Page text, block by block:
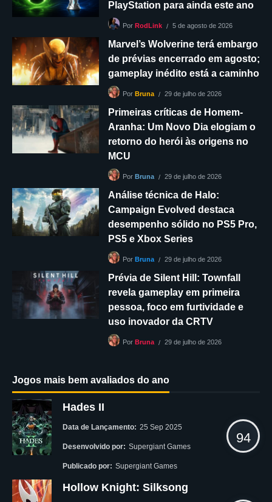
PlayStation para ainda este ano
Por RodLink 5 de agosto de 2026
Marvel’s Wolverine terá embargo
de prévias encerrado em agosto;
gameplay inédito está a caminho
Por Bruna 29 de julho de 2026
Primeiras críticas de Homem-
Aranha: Um Novo Dia elogiam o
retorno do herói às origens no
MCU
Por Bruna 29 de julho de 2026
Análise técnica de Halo:
Campaign Evolved destaca
desempenho sólido no PS5 Pro,
PS5 e Xbox Series
Por Bruna 29 de julho de 2026
Prévia de Silent Hill: Townfall
revela gameplay em primeira
pessoa, foco em furtividade e
uso inovador da CRTV
Por Bruna 29 de julho de 2026
Jogos mais bem avaliados do ano
Hades II
Data de Lançamento: 25 Sep 2025
Desenvolvido por: Supergiant Games
Publicado por: Supergiant Games
94
Hollow Knight: Silksong